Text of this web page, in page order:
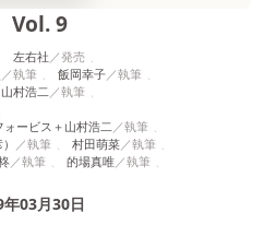
Vol. 9
左右社
飯岡幸子
村浩二
ービス＋山村浩二
村田萌菜
的場真唯
03月30日